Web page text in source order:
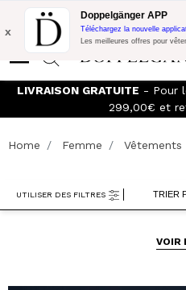
Promo Flash: 10% de réduction
avec le code:
x
Doppelgänger APP
Téléchargez la nouvelle
Les meilleures offres pour
LIVRAISON GRATUITE - Pour
299,00€ et
Home Femme Vêtements
TRIER
UTILISER DES FILTRES
VOIR